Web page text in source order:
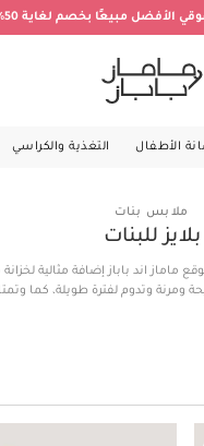
الأفضل مبيعًا بخصم لغاية 50%.
الأطفال التغذية والكراسي
ملابس بنات
بلايز للبنات
ماماز اند باباز إضافة مثالية
وتدوم لفترة طويلة، كما